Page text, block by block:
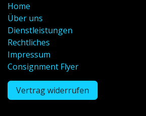
Home
Über uns
Dienstleistungen
Rechtliches
Impressum
Consignment Flyer
Vertrag widerrufen